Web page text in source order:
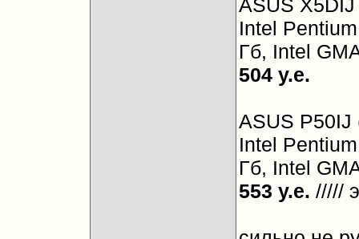
ASUS
Intel
Гб, Intel
504 у.е.
ASUS P50IJ
Intel
Гб, Intel
553 у.е. /////